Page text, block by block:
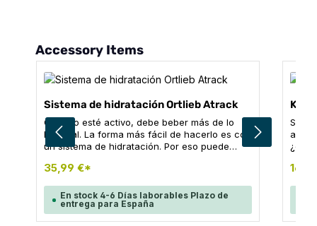
Omitir la galería de productos
Accessory Items
Sistema de hidratación Ortlieb Atrack
Cuando esté activo, debe beber más de lo
habitual. La forma más fácil de hacerlo es con
un sistema de hidratación. Por eso puede
a su Atrack, que consta de una vejiga de
especiales, un tubo desmontable, una válvula
de mordida con tapón protector, así como una
bolsa de protección térmica que mantiene el
35,99 €*
En stock 4-6 Días laborables Plazo de
entrega para España
Kit
Si